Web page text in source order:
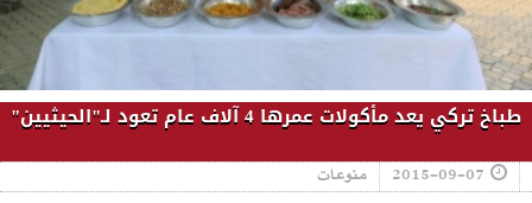
طباخ تركي يعد مأكولات عمرها 4 آلاف عام تعود لـ"الحيثيين"
2015-09-07 منوعات